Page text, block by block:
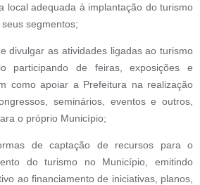
local adequada à implantação do turismo
segmentos;
divulgar as atividades ligadas ao turismo
participando de feiras, exposições e
como apoiar a Prefeitura na realização
seminários, eventos e outros,
o próprio Município;
de captação de recursos para o
do turismo no Município, emitindo
ao financiamento de iniciativas, planos,